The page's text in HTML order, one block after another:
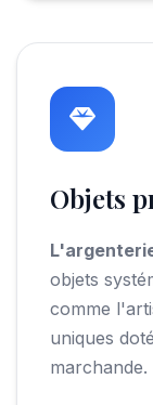
Objets
objets
comme
uniques
marchande.